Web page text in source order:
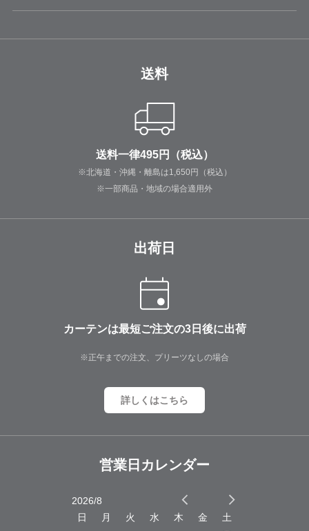
送料
送料一律495円（税込）
※北海道・沖縄・離島は1,650円（税込）
※一部商品・地域の場合適用外
出荷日
カーテンは最短ご注文の3日後に出荷
※正午までの注文、プリーツなしの場合
詳しくはこちら
営業日カレンダー
2026/8
日
月 火 水 木 金
土